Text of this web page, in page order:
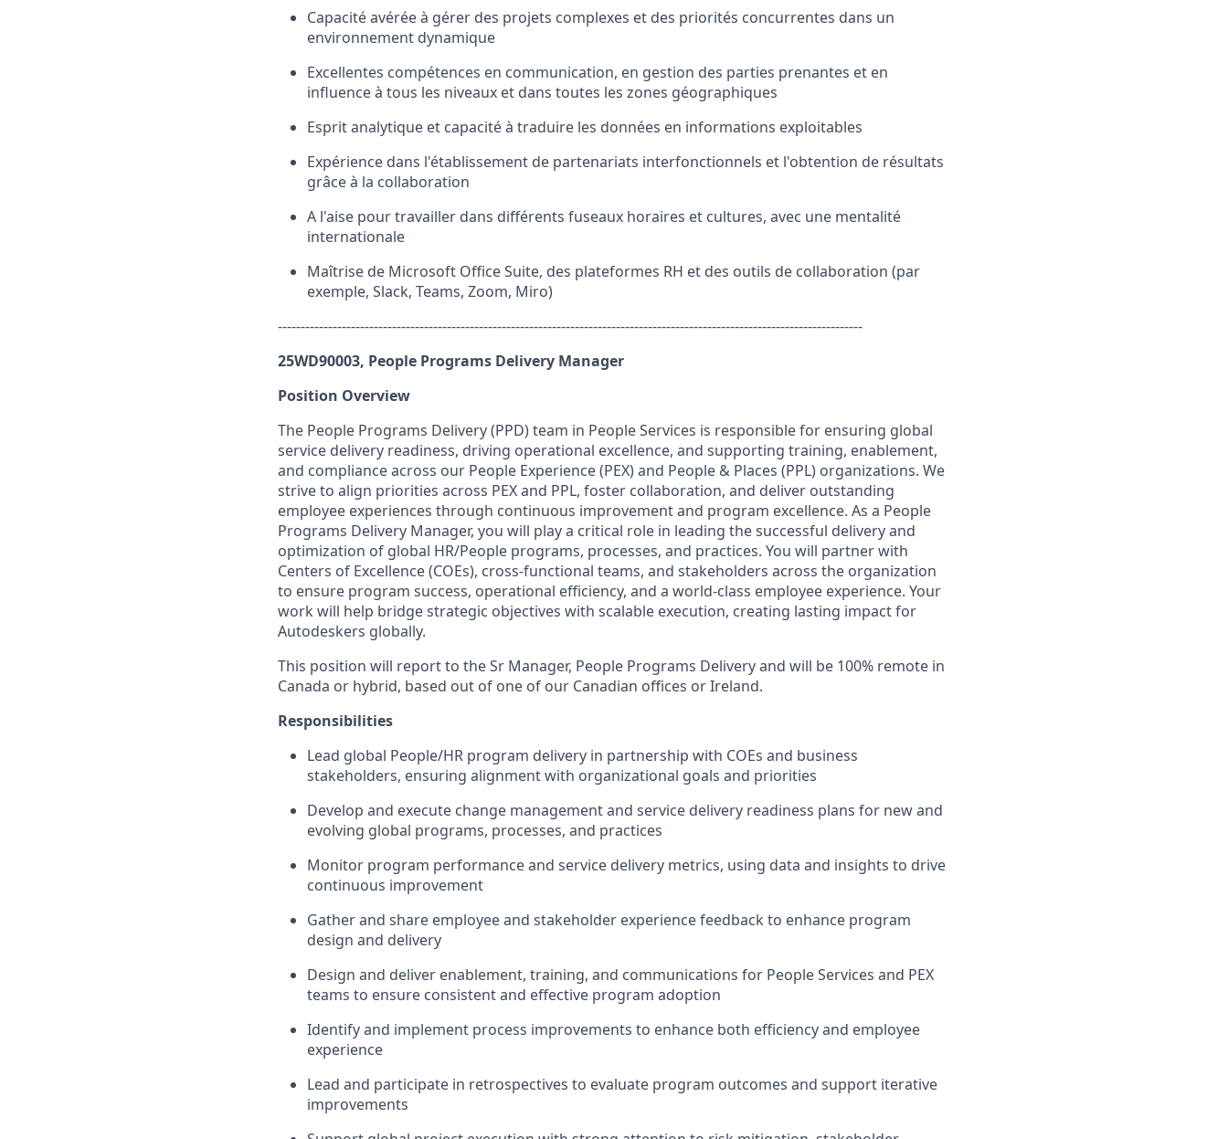
Capacité avérée à gérer des projets complexes et des priorités concurrentes dans un
environnement dynamique
Excellentes compétences en communication, en gestion des parties prenantes et en
influence à tous les niveaux et dans toutes les zones géographiques
Esprit analytique et capacité à traduire les données en informations exploitables
Expérience dans l'établissement de partenariats interfonctionnels et l'obtention de résultats
grâce à la collaboration
A l'aise pour travailler dans différents fuseaux horaires et cultures, avec une mentalité
internationale
Maîtrise de Microsoft Office Suite, des plateformes RH et des outils de collaboration (par
exemple, Slack, Teams, Zoom, Miro)
--------------------------------------------------------------------------------------------------------------------------------
25WD90003, People Programs Delivery Manager
Position Overview
The People Programs Delivery (PPD) team in People Services is responsible for ensuring global
service delivery readiness, driving operational excellence, and supporting training, enablement,
and compliance across our People Experience (PEX) and People & Places (PPL) organizations. We
strive to align priorities across PEX and PPL, foster collaboration, and deliver outstanding
employee experiences through continuous improvement and program excellence. As a People
Programs Delivery Manager, you will play a critical role in leading the successful delivery and
optimization of global HR/People programs, processes, and practices. You will partner with
Centers of Excellence (COEs), cross-functional teams, and stakeholders across the organization
to ensure program success, operational efficiency, and a world-class employee experience. Your
work will help bridge strategic objectives with scalable execution, creating lasting impact for
Autodeskers globally.
This position will report to the Sr Manager, People Programs Delivery and will be 100% remote in
Canada or hybrid, based out of one of our Canadian offices or Ireland.
Responsibilities
Lead global People/HR program delivery in partnership with COEs and business
stakeholders, ensuring alignment with organizational goals and priorities
Develop and execute change management and service delivery readiness plans for new and
evolving global programs, processes, and practices
Monitor program performance and service delivery metrics, using data and insights to drive
continuous improvement
Gather and share employee and stakeholder experience feedback to enhance program
design and delivery
Design and deliver enablement, training, and communications for People Services and PEX
teams to ensure consistent and effective program adoption
Identify and implement process improvements to enhance both efficiency and employee
experience
Lead and participate in retrospectives to evaluate program outcomes and support iterative
improvements